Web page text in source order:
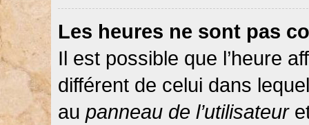
Les heures ne sont pas
Il est possible que l’heure
différent de celui dans
au panneau de l’utilisateur